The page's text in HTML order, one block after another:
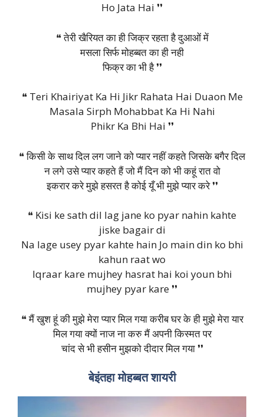
Ho Jata Hai ❜❜
❝ तेरी खैरियत का ही जिक्र रहता है दुआओं में
मसला सिर्फ मोहब्बत का ही नही
फिक्र का भी है ❜❜
❝ Teri Khairiyat Ka Hi Jikr Rahata Hai Duaon Me
Masala Sirph Mohabbat Ka Hi Nahi
Phikr Ka Bhi Hai ❜❜
❝ किसी के साथ दिल लग जाने को प्यार नहीं कहते जिसके बगैर दिल
न लगे उसे प्यार कहते हैं जो मैं दिन को भी कहूं रात वो
इकरार करे मुझे हसरत है कोई यूँ भी मुझे प्यार करे ❜❜
❝ Kisi ke sath dil lag jane ko pyar nahin kahte
jiske bagair di
Na lage usey pyar kahte hain Jo main din ko bhi
kahun raat wo
Iqraar kare mujhey hasrat hai koi youn bhi
mujhey pyar kare ❜❜
❝ मैं खुश हूं की मुझे मेरा प्यार मिल गया करीब घर के ही मुझे मेरा यार
मिल गया क्यों नाज ना करु मैं अपनी किस्मत पर
चांद से भी हसीन मुझको दीदार मिल गया ❜❜
बेइंतहा मोहब्बत शायरी